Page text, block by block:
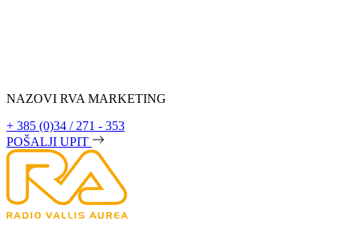
NAZOVI RVA MARKETING
+ 385 (0)34 / 271 - 353
POŠALJI UPIT